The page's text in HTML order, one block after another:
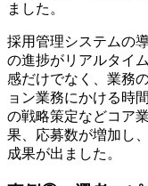
ました。
採用管理システムの
の進捗がリアルタイ
感だけでなく、業務
ョン業務にかける時
の戦略策定などコア
果、応募数が増加し
成果が出ました。